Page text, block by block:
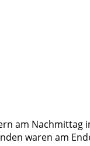
am
waren am